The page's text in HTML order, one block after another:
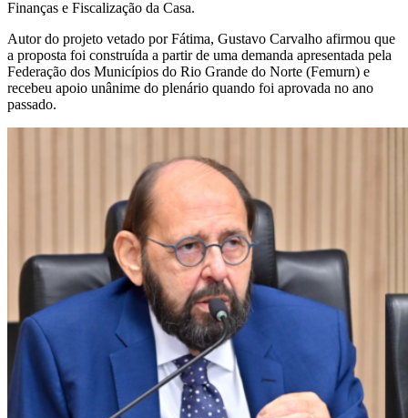
Finanças e Fiscalização da Casa.
Autor do projeto vetado por Fátima, Gustavo Carvalho afirmou que
a proposta foi construída a partir de uma demanda apresentada pela
Federação dos Municípios do Rio Grande do Norte (Femurn) e
recebeu apoio unânime do plenário quando foi aprovada no ano
passado.